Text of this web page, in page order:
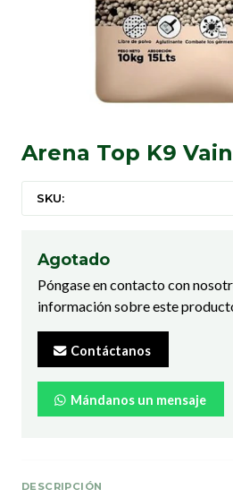
Arena Top K9
SKU:
Agotado
Póngase en contacto con
información sobre este
Contáctanos
Mándanos un mensaje
DESCRIPCIÓN